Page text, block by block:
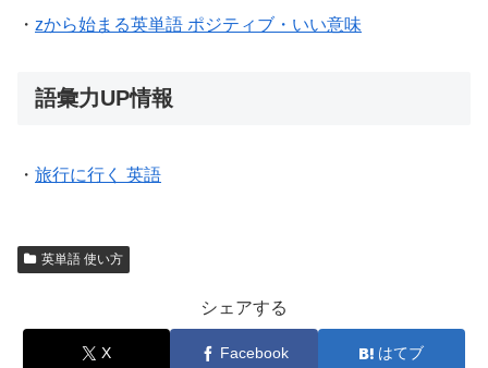
・ zから始まる英単語 ポジティブ・いい意味
語彙力UP情報
・ 旅行に行く 英語
英単語 使い方
シェアする
X Facebook はてブ